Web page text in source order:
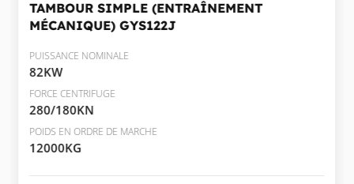
TAMBOUR SIMPLE (ENTRAÎNEMENT
MÉCANIQUE)GYS122J
PUISSANCE NOMINALE
82KW
FORCE CENTRIFUGE
280/180KN
POIDS EN ORDRE DE MARCHE
12000KG